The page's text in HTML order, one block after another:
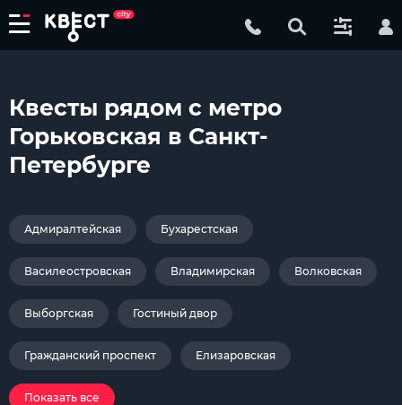
Квесты рядом с метро
Горьковская в Санкт-
Петербурге
Адмиралтейская Бухарестская
Василеостровская Владимирская Волковская
Выборгская Гостиный двор
Гражданский проспект Елизаровская
Показать все